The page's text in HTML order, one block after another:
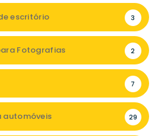
escritório 3
Fotografias 2
7
automóveis 29